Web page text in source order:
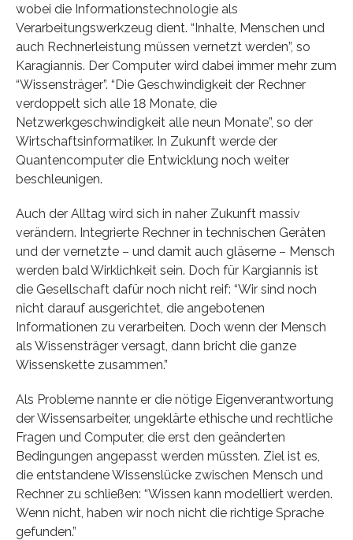
wobei die Informationstechnologie als
Verarbeitungswerkzeug dient. “Inhalte, Menschen und
auch Rechnerleistung müssen vernetzt werden”, so
Karagiannis. Der Computer wird dabei immer mehr zum
“Wissensträger”. “Die Geschwindigkeit der Rechner
verdoppelt sich alle 18 Monate, die
Netzwerkgeschwindigkeit alle neun Monate”, so der
Wirtschaftsinformatiker. In Zukunft werde der
Quantencomputer die Entwicklung noch weiter
beschleunigen.
Auch der Alltag wird sich in naher Zukunft massiv
verändern. Integrierte Rechner in technischen Geräten
und der vernetzte – und damit auch gläserne – Mensch
werden bald Wirklichkeit sein. Doch für Kargiannis ist
die Gesellschaft dafür noch nicht reif: “Wir sind noch
nicht darauf ausgerichtet, die angebotenen
Informationen zu verarbeiten. Doch wenn der Mensch
als Wissensträger versagt, dann bricht die ganze
Wissenskette zusammen.”
Als Probleme nannte er die nötige Eigenverantwortung
der Wissensarbeiter, ungeklärte ethische und rechtliche
Fragen und Computer, die erst den geänderten
Bedingungen angepasst werden müssten. Ziel ist es,
die entstandene Wissenslücke zwischen Mensch und
Rechner zu schließen: “Wissen kann modelliert werden.
Wenn nicht, haben wir noch nicht die richtige Sprache
gefunden.”